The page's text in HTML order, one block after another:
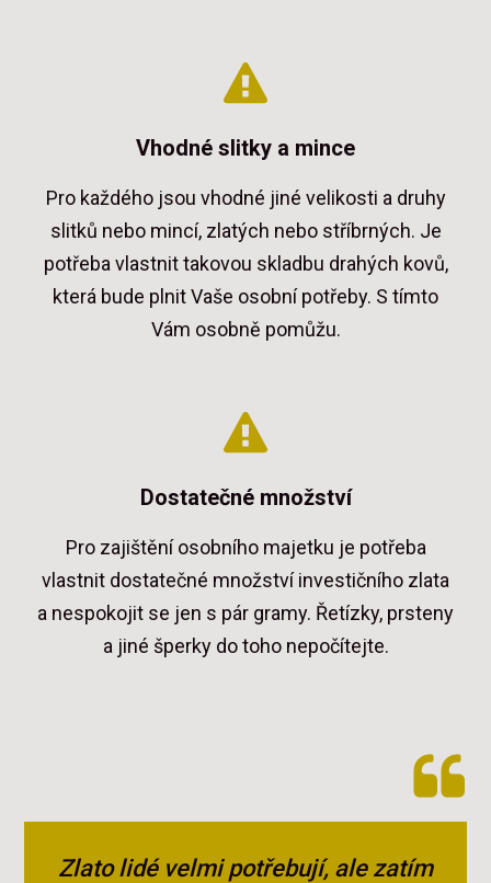
Vhodné slitky a mince
Pro každého jsou vhodné jiné velikosti a druhy
slitků nebo mincí, zlatých nebo stříbrných. Je
potřeba vlastnit takovou skladbu drahých kovů,
která bude plnit Vaše osobní potřeby. S tímto
Vám osobně pomůžu.
Dostatečné množství
Pro zajištění osobního majetku je potřeba
vlastnit dostatečné množství investičního zlata
a nespokojit se jen s pár gramy. Řetízky, prsteny
a jiné šperky do toho nepočítejte.
Zlato lidé velmi potřebují, ale zatím